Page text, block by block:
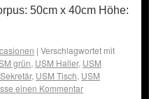
50cm x 40cm Höhe:
| Verschlagwortet mit
grün, USM Haller, USM
, USM Tisch, USM
einen Kommentar